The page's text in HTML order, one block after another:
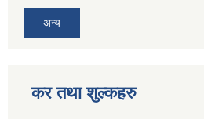
अन्य
कर तथा शुल्कहरु